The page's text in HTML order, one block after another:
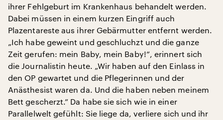
ihrer Fehlgeburt im Krankenhaus behandelt werden.
Dabei müssen in einem kurzen Eingriff auch
Plazentareste aus ihrer Gebärmutter entfernt werden.
„Ich habe geweint und geschluchzt und die ganze
Zeit gerufen: mein Baby, mein Baby!”, erinnert sich
die Journalistin heute. „Wir haben auf den Einlass in
den OP gewartet und die Pflegerinnen und der
Anästhesist waren da. Und die haben neben meinem
Bett gescherzt.” Da habe sie sich wie in einer
Parallelwelt gefühlt: Sie liege da, verliere sich und ihr